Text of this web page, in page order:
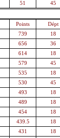
51 45
Points Dépt
739 18
656 36
614 18
579 45
535 18
530 45
493 18
489 18
454 18
439.5 18
431 18